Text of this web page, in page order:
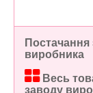
Постачання
виробника
Весь
заводу